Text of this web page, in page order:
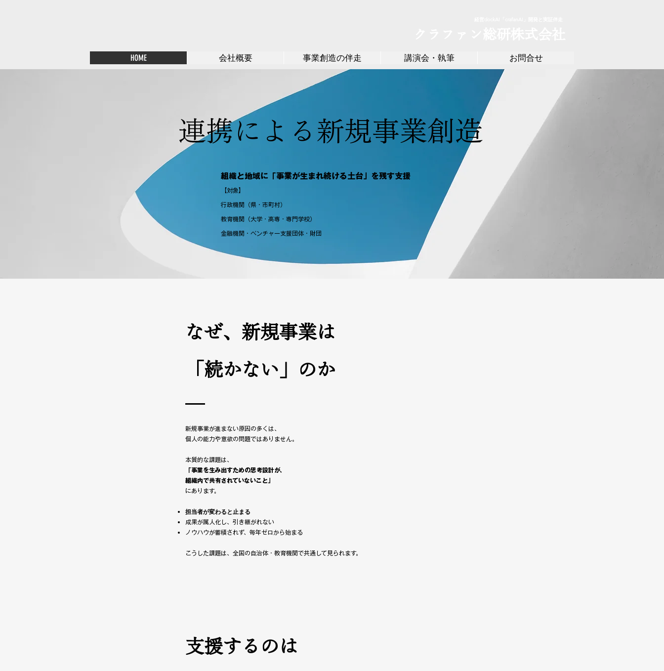
HOME 会社概要 事業創造の伴走 講演会・執筆 お問合せ
連携による 新規事業創造
組織と地域に「事業が生まれ続ける土台」を残す支援
【対象】
行政機関（県・市町村）
教育機関（大学・高専・専門学校）
金融機関・ベンチャー支援団体・財団
なぜ、新規事業は
「続かない」のか
新規事業が進まない原因の多くは、
個人の能力や意欲の問題ではありません。
本質的な課題は、
「事業を生み出すための思考設計が、
組織内で共有されていないこと」
にあります。
担当者が変わると止まる
成果が属人化し、引き継がれない
ノウハウが蓄積されず、毎年ゼロから始まる
こうした課題は、全国の自治体・教育機関で共通して見られます。
支援するのは